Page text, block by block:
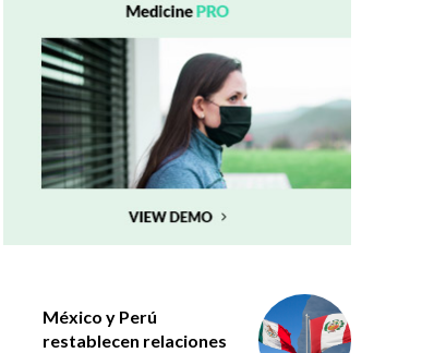
México y Perú
restablecen relaciones